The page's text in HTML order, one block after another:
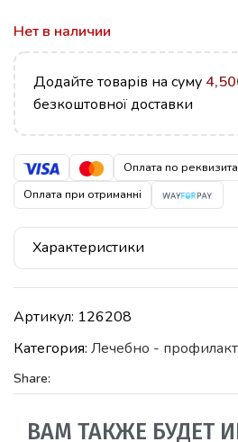
Нет в наличии
Додайте товарів на суму
безкоштовної доставки
Оплата по
Оплата при отриманні
Характеристики
Артикул: 126208
Категория: Лечебно -
Share:
ВАМ ТАКЖЕ БУДЕТ